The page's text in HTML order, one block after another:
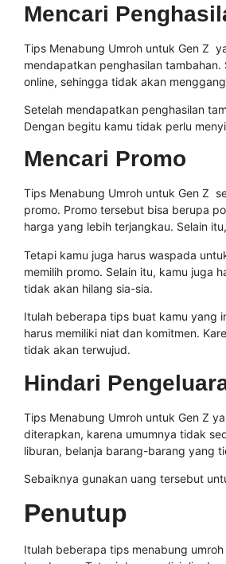
Mencari
Tips Menabung Umroh untuk Gen Z
mendapatkan penghasilan
online, sehingga tidak akan
Setelah mendapatkan penghasilan
Dengan begitu kamu tidak perlu
Mencari Promo
Tips Menabung Umroh untuk Gen Z
promo. Promo tersebut bisa berupa
harga yang lebih terjangkau. Selain
Tetapi kamu juga harus waspada
memilih promo. Selain itu, kamu juga
tidak akan hilang sia-sia.
Itulah beberapa tips buat kamu yang
harus memiliki niat dan komitmen.
tidak akan terwujud.
Hindari
Tips Menabung Umroh untuk Gen Z
diterapkan, karena umumnya tidak
liburan, belanja barang-barang yang
Sebaiknya gunakan uang tersebut
Penutup
Itulah beberapa tips menabung